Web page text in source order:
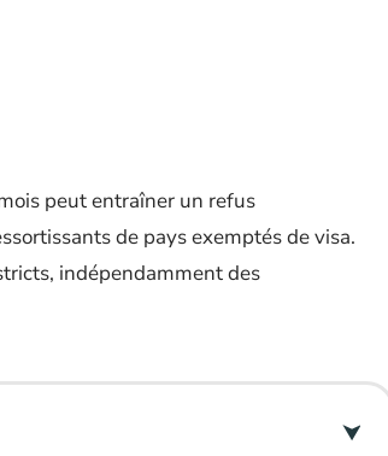
peut entraîner un refus
de pays exemptés de visa.
indépendamment des